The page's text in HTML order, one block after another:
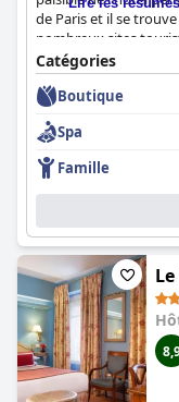
de Paris et il se
nombreux sites
personnel amical et
parfaitement situé
petit déjeuner
sélection
déjeuner. Les
Six sont plus grandes
parisiennes et
coffre-fort, la
propreté des salles
personnel est décrit
accommodant et
l'hôtel ne tarissent
des lits est une
est le choix idéal pour
sur le confort des lits
offre un séjour
une propreté et un
en fait un excellent
Catégories
Boutique
Spa
Famille